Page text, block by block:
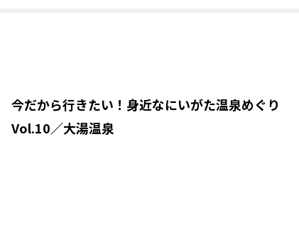
今だから行きたい！身近なにいがた温泉めぐり
Vol.10／大湯温泉